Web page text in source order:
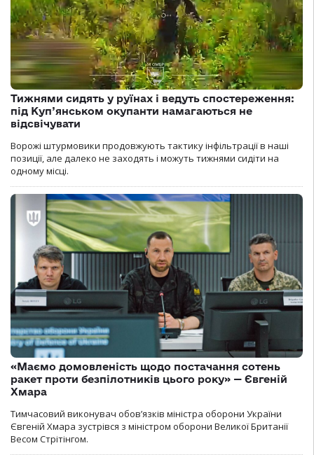
Тижнями сидять у руїнах і ведуть спостереження:
під Куп’янськом окупанти намагаються не
відсвічувати
Ворожі штурмовики продовжують тактику інфільтрації в наші
позиції, але далеко не заходять і можуть тижнями сидіти на
одному місці.
«Маємо домовленість щодо постачання сотень
ракет проти безпілотників цього року» — Євгеній
Хмара
Тимчасовий виконувач обов’язків міністра оборони України
Євгеній Хмара зустрівся з міністром оборони Великої Британії
Весом Стрітінгом.